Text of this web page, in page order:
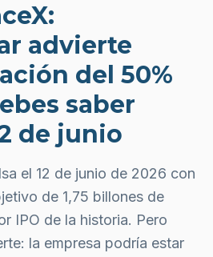
advierte
del 50%
saber
de junio
el 12 de junio de 2026 con
de 1,75 billones de
IPO de la historia. Pero
la empresa podría estar